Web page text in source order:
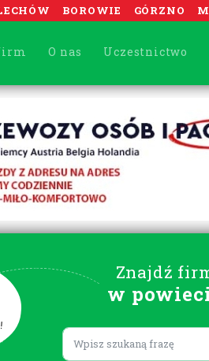
BOROWIE GÓRZNO
O nas Uczestnictwo
Znajdź
w
Lorem ipsum